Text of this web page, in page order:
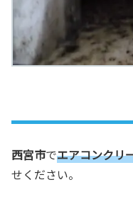
西宮市でエアコンクリ
せください。